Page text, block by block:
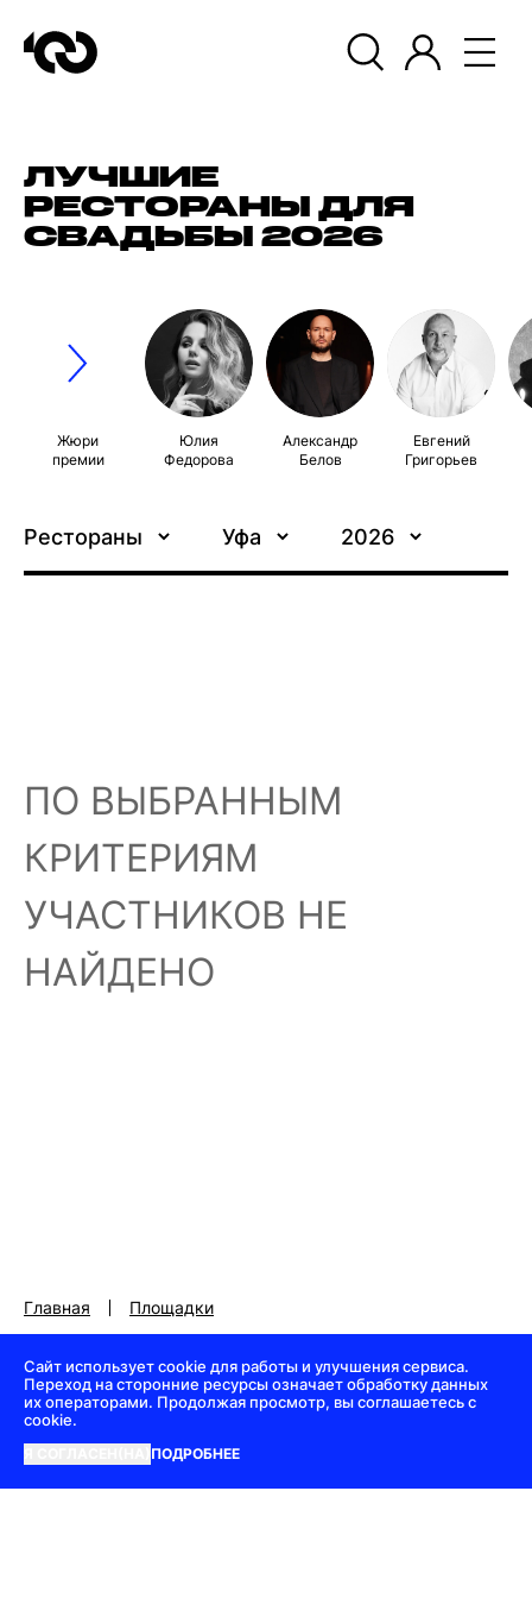
ЛУЧШИЕ
РЕСТОРАНЫ ДЛЯ
СВАДЬБЫ 2026
Жюри
премии
Юлия
Федорова
Александр
Белов
Евгений
Григорьев
Рестораны Уфа 2026
ПО ВЫБРАННЫМ
КРИТЕРИЯМ
УЧАСТНИКОВ НЕ
НАЙДЕНО
Главная Площадки
Регламент премии| Политика конфиденциальности
Сайт использует cookie для работы и улучшения сервиса.
Переход на сторонние ресурсы означает обработку данных
их операторами. Продолжая просмотр, вы соглашаетесь с
cookie.
ПОДРОБНЕЕ